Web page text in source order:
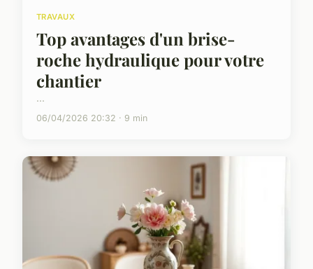
TRAVAUX
Top avantages d'un brise-
roche hydraulique pour votre
chantier
...
06/04/2026 20:32 · 9 min